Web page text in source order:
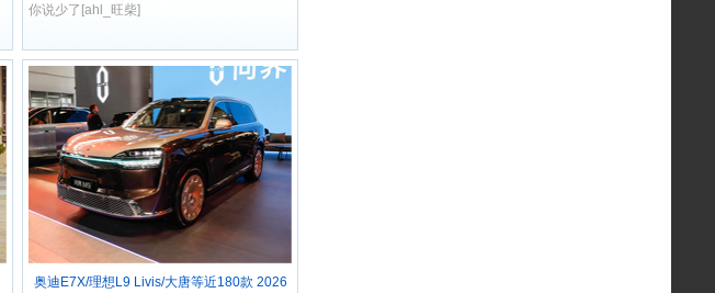
你说少了[ahl_旺柴]
奥迪E7X/理想L9 Livis/大唐等近180款 2026